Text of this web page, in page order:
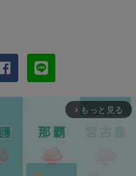
arrow_forward_ios もっと見る